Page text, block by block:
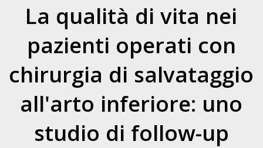
La qualità di vita nei
pazienti operati con
chirurgia di salvataggio
all'arto inferiore: uno
studio di follow-up